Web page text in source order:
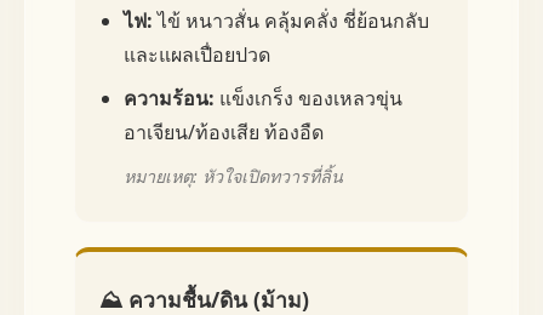
ไฟ:ไข้ หนาวสั่น คลุ้มคลั่ง ชี่ย้อนกลับ
และแผลเปื่อยปวด
ความร้อน: แข็งเกร็ง ของเหลวขุ่น
อาเจียน/ท้องเสีย ท้องอืด
หมายเหตุ: หัวใจเปิดทวารที่ลิ้น
⛰️ ความชื้น/ดิน (ม้าม)